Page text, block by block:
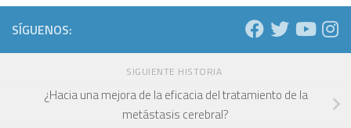
SÍGUENOS:
SIGUIENTE HISTORIA
¿Hacia una mejora de la eficacia del tratamiento de la
metástasis cerebral?